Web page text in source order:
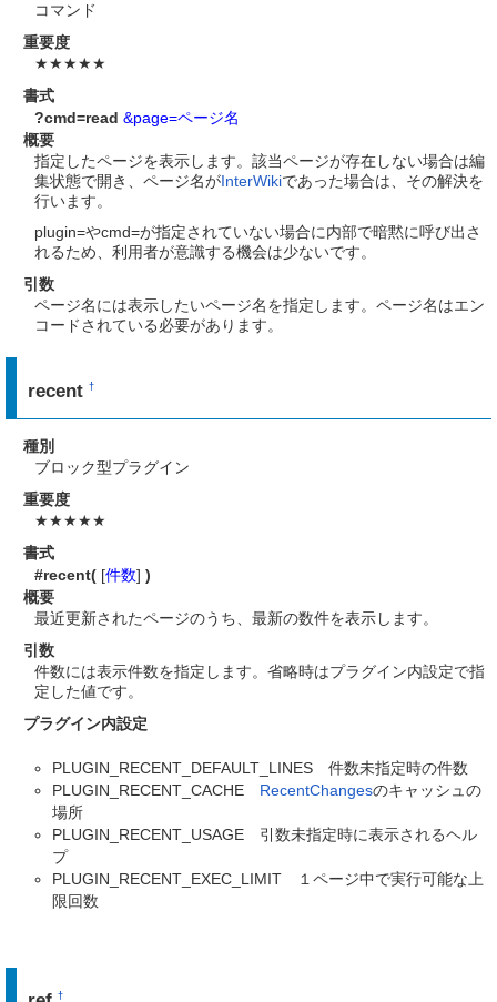
コマンド
重要度
★★★★★
書式
?cmd=read &page=ページ名
概要
指定したページを表示します。該当ページが存在しない場合は編
集状態で開き、ページ名がInterWikiであった場合は、その解決を
行います。
plugin=やcmd=が指定されていない場合に内部で暗黙に呼び出さ
れるため、利用者が意識する機会は少ないです。
引数
ページ名には表示したいページ名を指定します。ページ名はエン
コードされている必要があります。
recent†
種別
ブロック型プラグイン
重要度
★★★★★
書式
#recent( [件数] )
概要
最近更新されたページのうち、最新の数件を表示します。
引数
件数には表示件数を指定します。省略時はプラグイン内設定で指
定した値です。
プラグイン内設定
PLUGIN_RECENT_DEFAULT_LINES 件数未指定時の件数
PLUGIN_RECENT_CACHE RecentChangesのキャッシュの
場所
PLUGIN_RECENT_USAGE 引数未指定時に表示されるヘル
プ
PLUGIN_RECENT_EXEC_LIMIT １ページ中で実行可能な上
限回数
†